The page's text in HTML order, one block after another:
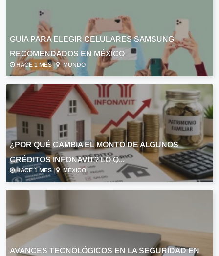
GUÍA PARA ELEGIR CELULARES SAMSUNG
RECOMENDADOS EN MÉXICO
HACE 1 MES | MUNDO
¿POR QUÉ CAMBIA EL MONTO DE ALGUNOS
CRÉDITOS INFONAVIT? LO Q...
HACE 1 MES | MÉXICO
AVANCES TECNOLÓGICOS EN LA SEGURIDAD EN